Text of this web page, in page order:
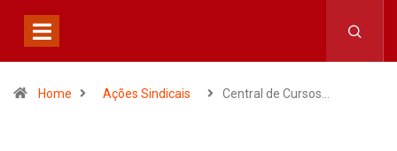
Home Ações Sindicais Central de Cursos…